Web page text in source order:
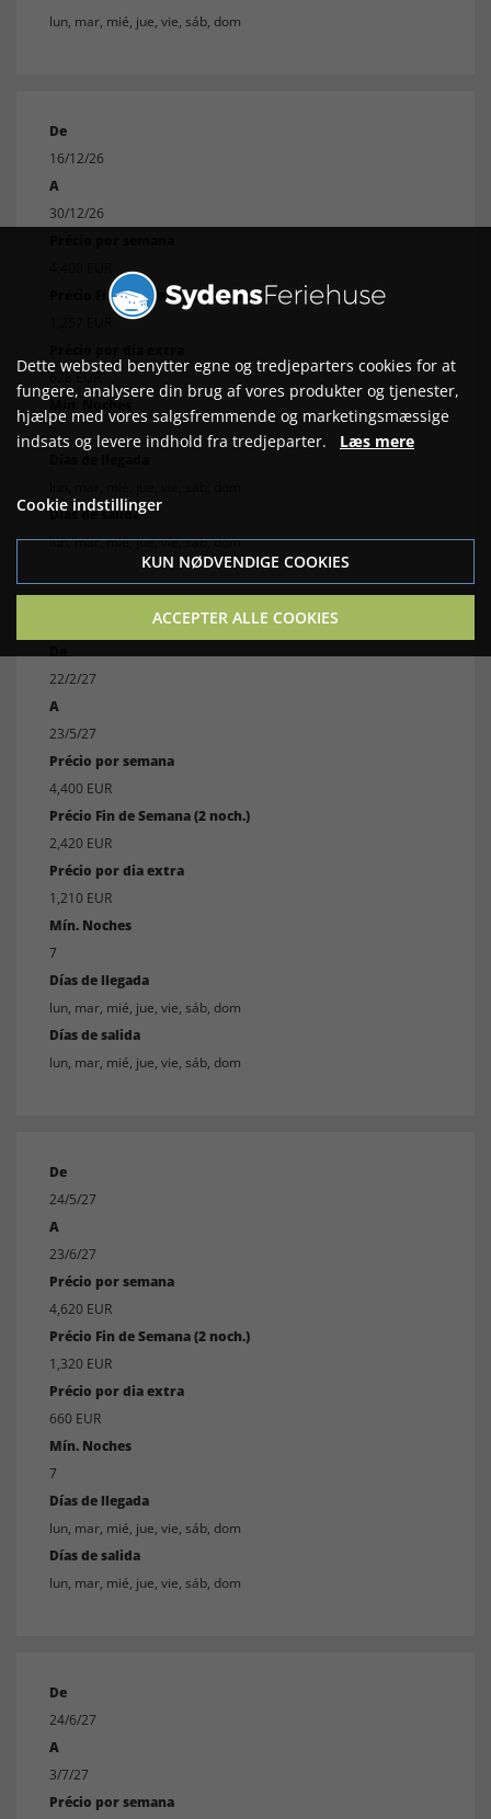
lun, mar, mié, jue, vie, sáb, dom
De
16/12/26
A
30/12/26
Précio Fin de Semana (2 noch.)
628 EUR
Mín. Noches
Días de salida
lun, mar, mié, jue, vie, sáb, dom
22/2/27
A
23/5/27
Précio por semana
4,400 EUR
Précio Fin de Semana (2 noch.)
2,420 EUR
Précio por dia extra
1,210 EUR
Mín. Noches
7
Días de llegada
lun, mar, mié, jue, vie, sáb, dom
Días de salida
lun, mar, mié, jue, vie, sáb, dom
De
24/5/27
A
23/6/27
Précio por semana
4,620 EUR
Précio Fin de Semana (2 noch.)
1,320 EUR
Précio por dia extra
660 EUR
Mín. Noches
7
Días de llegada
lun, mar, mié, jue, vie, sáb, dom
Días de salida
lun, mar, mié, jue, vie, sáb, dom
De
24/6/27
A
3/7/27
Précio por semana
Dette websted benytter egne og tredjeparters cookies for at
fungere, analysere din brug af vores produkter og tjenester,
hjælpe med vores salgsfremmende og marketingsmæssige
indsats og levere indhold fra tredjeparter. Læs mere
Cookie indstillinger
KUN NØDVENDIGE COOKIES
ACCEPTER ALLE COOKIES